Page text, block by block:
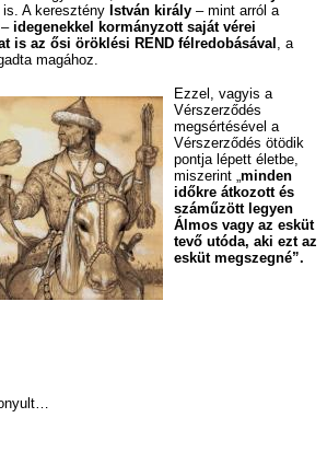
is. A keresztény István király – mint arról a
idegenekkel kormányzott saját vérei
is az ősi öröklési REND félredobásával
, a
magához.
Ezzel, vagyis a
Vérszerződés
megsértésével a
Vérszerződés ötödik
pontja lépett életbe,
miszerint „ minden
időkre átkozott és
száműzött legyen
Álmos vagy az esküt
tevő utóda, aki ezt az
esküt megszegné”.